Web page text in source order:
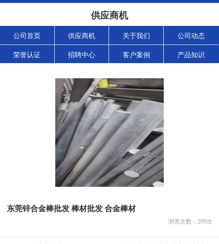
供应商机
公司首页 供应商机 关于我们 公司动态
荣誉认证 招聘中心 客户案例 产品知识
东莞锌合金棒批发 棒材批发 合金棒材
浏览次数： 209次